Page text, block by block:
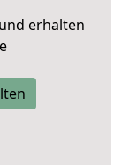
erhalten